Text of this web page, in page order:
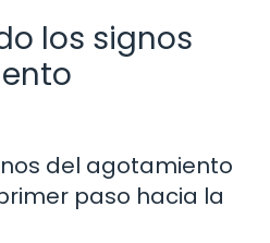
los signos
del agotamiento
paso hacia la